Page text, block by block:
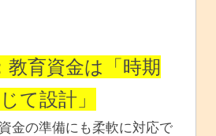
育資金は「時期
て設計」
金の準備にも柔軟に対応で